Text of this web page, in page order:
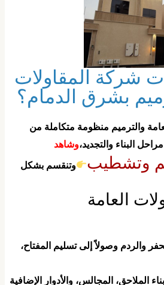
شركة المقاولات
بشرق الدمام؟
والترميم منظومة متكاملة من
البناء والتجديد،وشاهد
وتشطيب
وتنقسم بشكل
العامة
والردم وصولاً إلى تسليم المفتاح،
المجالس، والأدوار الإضافية